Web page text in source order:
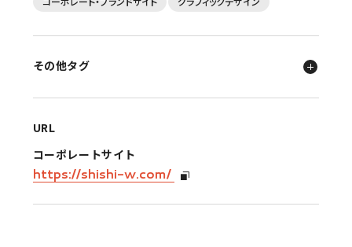
その他タグ
URL
コーポレートサイト
https://shishi-w.com/